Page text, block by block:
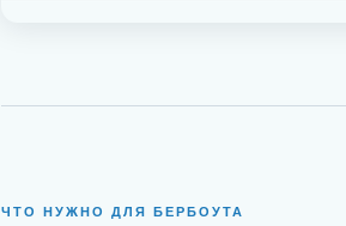
ЧТО НУЖНО ДЛЯ БЕРБОУТА